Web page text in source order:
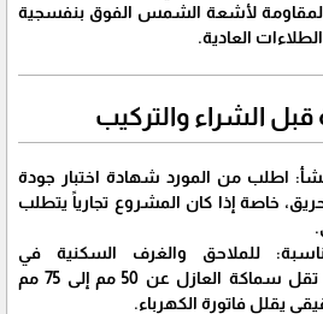
المقاومة لأشعة الشمس الفوق بنفسجية
العادية.
الشراء والتركيب
اطلب من المورد شهادة اختبار جودة
خاصة إذا كان المشروع تجارياً يتطلب
للملاحق والغرف السكنية في
السعودية، يُنصح بألا تقل سماكة العازل عن 50 مم إلى 75 مم
يقلل فاتورة الكهرباء.